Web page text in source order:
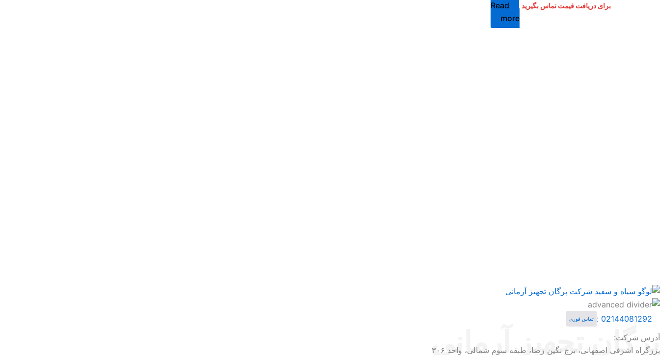
برای دریافت قیمت تماس بگیرید
Read
more
02144081292 : تماس فوری
پرگان تجهیز آرمانی
آدرس شرکت:
بزرگراه اشرفی اصفهانی، برج نگین رضا، طبقه سوم شمالی، واحد ۳۰۶